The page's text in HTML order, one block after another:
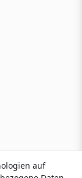
auf
auf